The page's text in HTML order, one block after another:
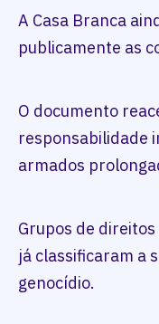
A Casa Branca
publicamente as
O documento
responsabilidade
armados
Grupos de
já classificaram a
genocídio.